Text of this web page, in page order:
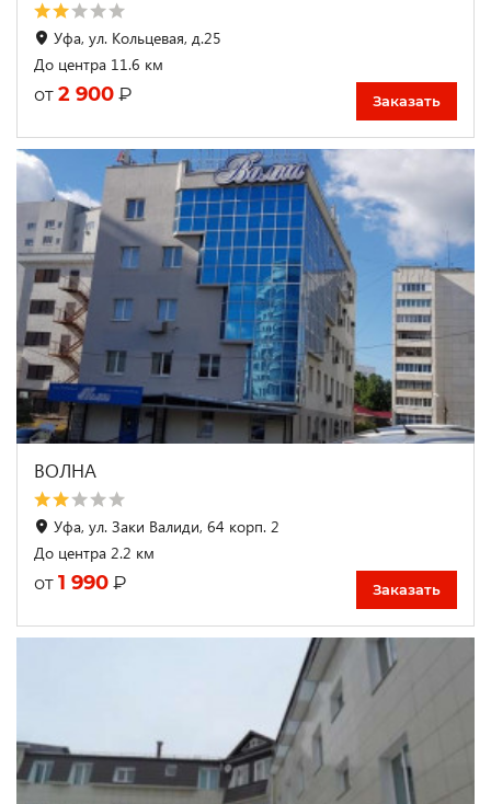
Уфа, ул. Кольцевая, д.25
До центра 11.6 км
от 2 900 ₽ Заказать
ВОЛНА
Уфа, ул. Заки Валиди, 64 корп. 2
До центра 2.2 км
от 1 990 ₽ Заказать